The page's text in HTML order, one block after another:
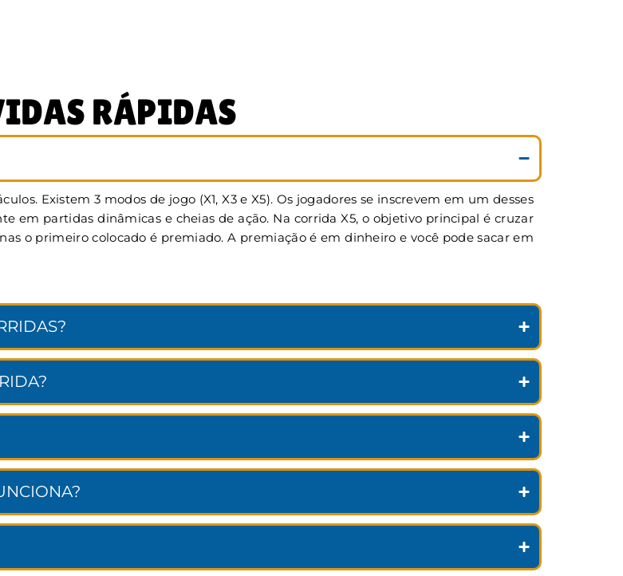
RÁPIDAS
Existem 3 modos de jogo (X1, X3 e X5). Os jogadores se inscrevem em um desses
em partidas dinâmicas e cheias de ação. Na corrida X5, o objetivo principal é cruzar
o primeiro colocado é premiado. A premiação é em dinheiro e você pode sacar em